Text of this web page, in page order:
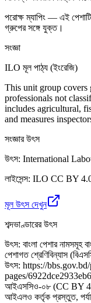
পরোক্ষ ম্যাপিং — এই
গ্রুপের সঙ্গে যুক্ত।
সংজ্ঞা
ILO মূল পাঠ্য (ইংরেজি)
This unit group covers
professionals not
includes agricultural,
and measures
সংজ্ঞার উৎস
উৎস: International
লাইসেন্স: ILO CC BY
মূল উৎস দেখুন
শব্দভাণ্ডারের উৎস
উৎস: বাংলা পেশার নামসমূহ
পেশাগত শ্রেণিবিন্যাস
উৎস: https://
pages/
আইএসসিও-০৮ (CC BY
আইএলও কর্তৃক প্রস্তুত,